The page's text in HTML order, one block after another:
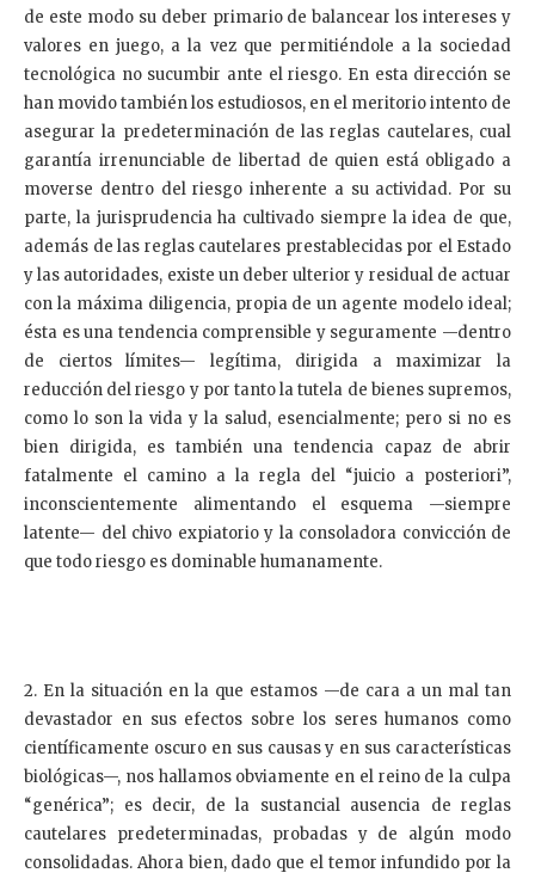
de este modo su deber primario de balancear los intereses y
valores en juego, a la vez que permitiéndole a la sociedad
tecnológica no sucumbir ante el riesgo. En esta dirección se
han movido también los estudiosos, en el meritorio intento de
asegurar la predeterminación de las reglas cautelares, cual
garantía irrenunciable de libertad de quien está obligado a
moverse dentro del riesgo inherente a su actividad. Por su
parte, la jurisprudencia ha cultivado siempre la idea de que,
además de las reglas cautelares prestablecidas por el Estado
y las autoridades, existe un deber ulterior y residual de actuar
con la máxima diligencia, propia de un agente modelo ideal;
ésta es una tendencia comprensible y seguramente —dentro
de ciertos límites— legítima, dirigida a maximizar la
reducción del riesgo y por tanto la tutela de bienes supremos,
como lo son la vida y la salud, esencialmente; pero si no es
bien dirigida, es también una tendencia capaz de abrir
fatalmente el camino a la regla del “juicio a posteriori”,
inconscientemente alimentando el esquema —siempre
latente— del chivo expiatorio y la consoladora convicción de
que todo riesgo es dominable humanamente.
2. En la situación en la que estamos —de cara a un mal tan
devastador en sus efectos sobre los seres humanos como
científicamente oscuro en sus causas y en sus características
biológicas—, nos hallamos obviamente en el reino de la culpa
“genérica”; es decir, de la sustancial ausencia de reglas
cautelares predeterminadas, probadas y de algún modo
consolidadas. Ahora bien, dado que el temor infundido por la